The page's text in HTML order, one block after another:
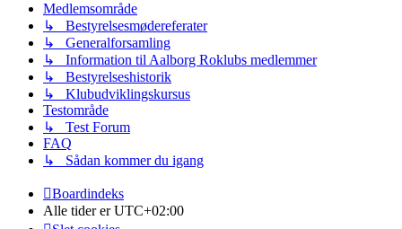
Medlemsområde
↳ Bestyrelsesmødereferater
↳ Generalforsamling
↳ Information til Aalborg Roklubs medlemmer
↳ Bestyrelseshistorik
↳ Klubudviklingskursus
Testområde
↳ Test Forum
FAQ
↳ Sådan kommer du igang
Boardindeks
Alle tider erUTC+02:00